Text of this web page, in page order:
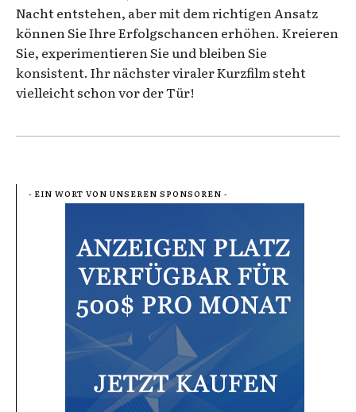
Nacht entstehen, aber mit dem richtigen Ansatz
können Sie Ihre Erfolgschancen erhöhen. Kreieren
Sie, experimentieren Sie und bleiben Sie
konsistent. Ihr nächster viraler Kurzfilm steht
vielleicht schon vor der Tür!
- EIN WORT VON UNSEREN SPONSOREN -